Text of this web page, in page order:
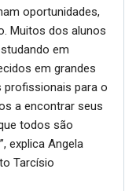
oportunidades,
Muitos dos alunos
em
em grandes
profissionais para o
a encontrar seus
todos são
explica Angela
Tarcísio